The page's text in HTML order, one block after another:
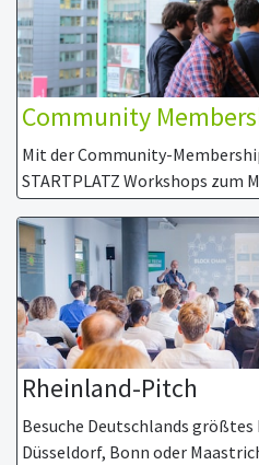
Community
Mit der Community-
STARTPLATZ Workshops zum
Rheinland-Pitch
Besuche Deutschlands
Düsseldorf, Bonn oder